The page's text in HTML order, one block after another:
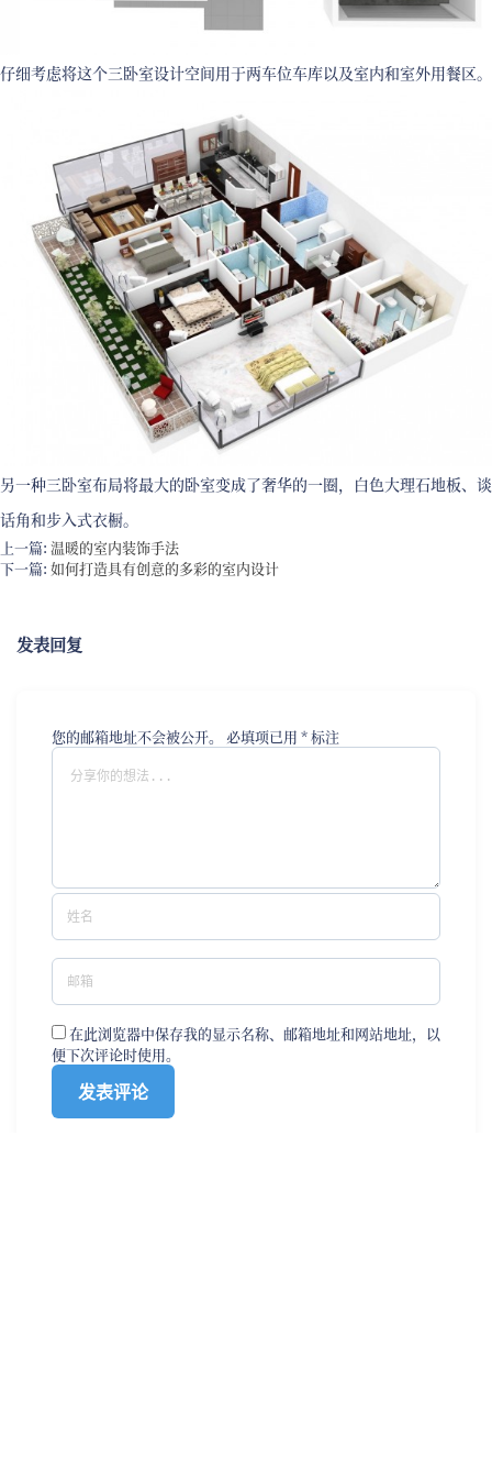
仔细考虑将这个三卧室设计空间用于两车位车库以及室内和室外用餐区。
另一种三卧室布局将最大的卧室变成了奢华的一圈，白色大理石地板、谈
话角和步入式衣橱。
上一篇: 温暖的室内装饰手法
下一篇: 如何打造具有创意的多彩的室内设计
发表回复
您的邮箱地址不会被公开。 必填项已用 *标注
在此浏览器中保存我的显示名称、邮箱地址和网站地址，以
便下次评论时使用。